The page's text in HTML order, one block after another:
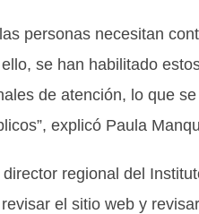
personas necesitan
se han habilitado
de atención, lo que
explicó Paula
regional del
el sitio web y